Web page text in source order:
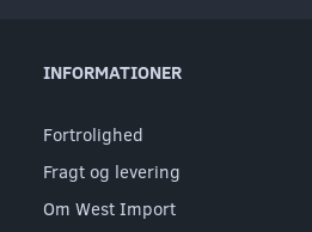
INFORMATIONER
Fortrolighed
Fragt og levering
Om West Import